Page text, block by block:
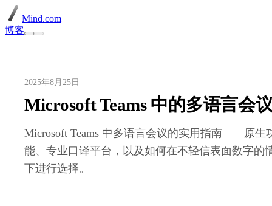
Mind.com
博客
2025年8月25日
Microsoft Teams 中的多语言会
Microsoft Teams 中多语言会议的实用指南——原生
能、专业口译平台，以及如何在不轻信表面数字的
下进行选择。